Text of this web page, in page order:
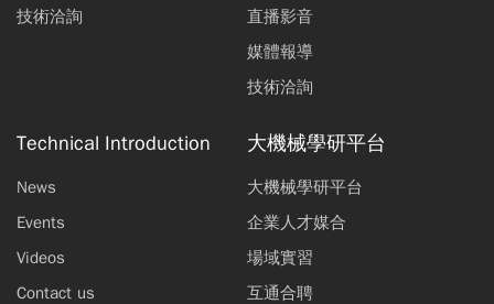
技術洽詢
直播影音
媒體報導
技術洽詢
Technical Introduction
News
Events
Videos
Contact us
大機械學研平台
大機械學研平台
企業人才媒合
場域實習
互通合聘